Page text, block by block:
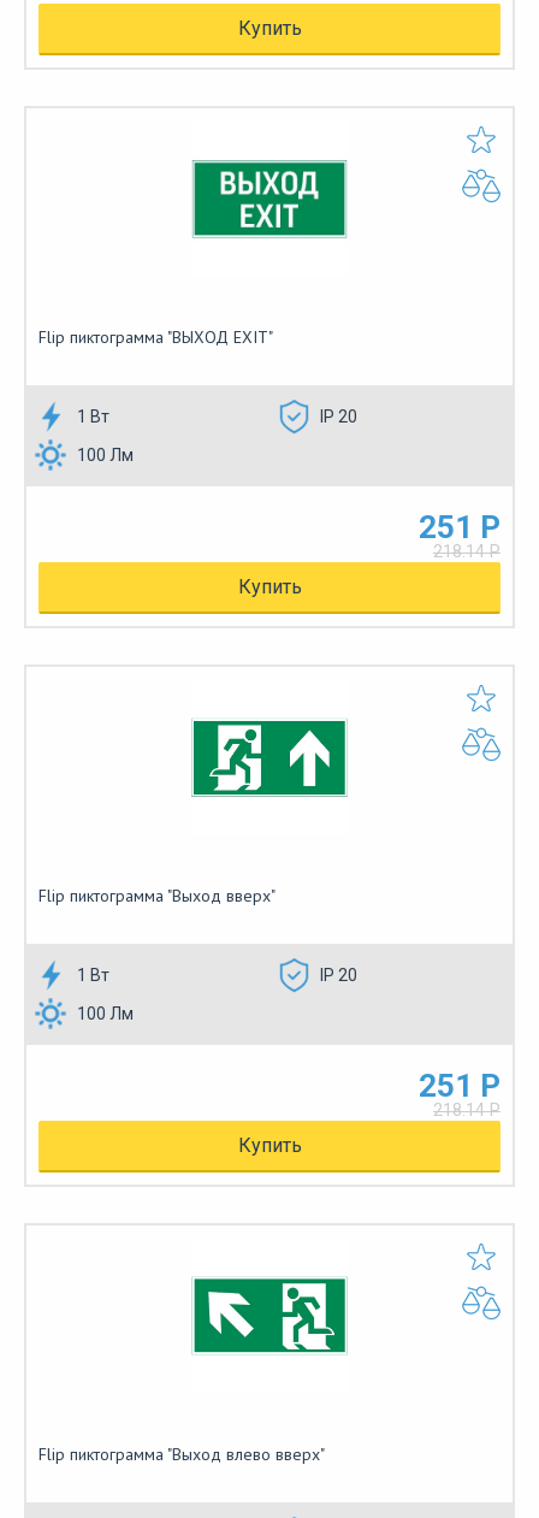
Купить
Flip пиктограмма "ВЫХОД EXIT"
1 Вт
IP 20
100 Лм
251 Р
218.14 Р
Купить
Flip пиктограмма "Выход вверх"
1 Вт
IP 20
100 Лм
251 Р
218.14 Р
Купить
Flip пиктограмма "Выход влево вверх"